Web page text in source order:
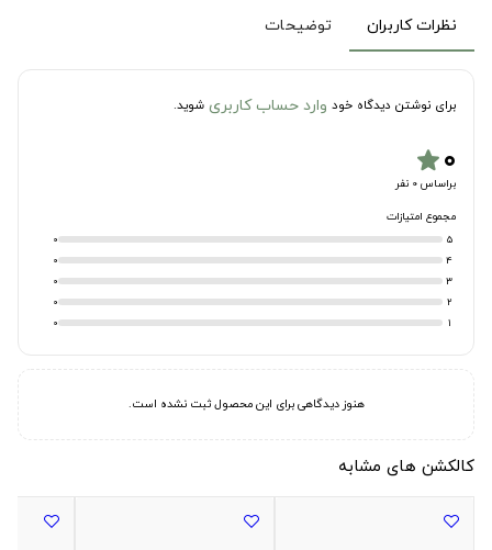
نظرات کاربران توضیحات
برای نوشتن دیدگاه خود وارد حساب کاربری شوید.
۰star
براساس 0 نفر
مجموع امتیازات
5
0
4
0
3
0
2
0
1
0
هنوز دیدگاهی برای این محصول ثبت نشده است.
کالکشن های مشابه